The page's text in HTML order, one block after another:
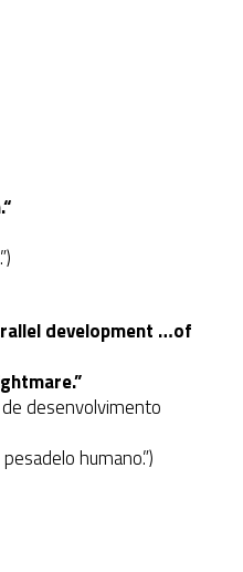
“
development …of
desenvolvimento
humano.”)